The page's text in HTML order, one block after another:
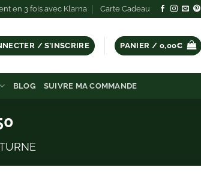
en 3 fois avec Klarna Carte Cadeau
/ S’INSCRIRE PANIER / 0,00€
BLOG SUIVRE MA COMMANDE